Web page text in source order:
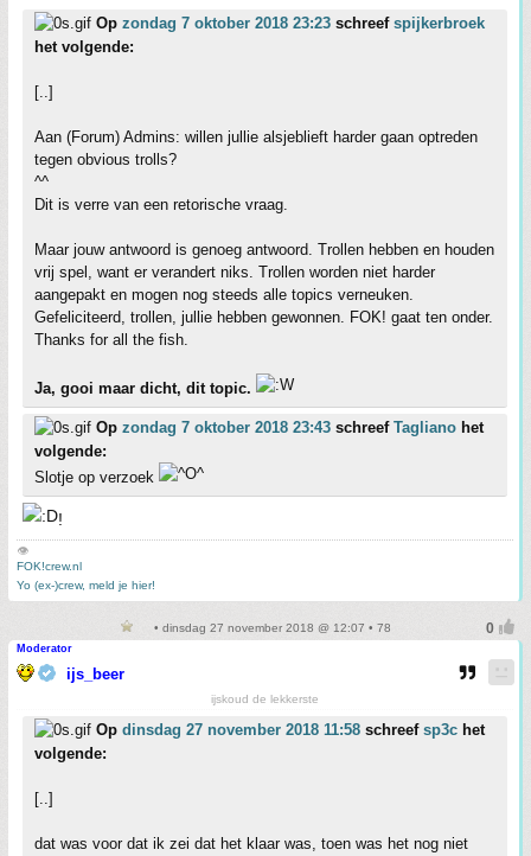
Op zondag 7 oktober 2018 23:23 schreef spijkerbroek
het volgende:
[..]
Aan (Forum) Admins: willen jullie alsjeblieft harder gaan optreden
tegen obvious trolls?
^^
Dit is verre van een retorische vraag.
Maar jouw antwoord is genoeg antwoord. Trollen hebben en houden
vrij spel, want er verandert niks. Trollen worden niet harder
aangepakt en mogen nog steeds alle topics verneuken.
Gefeliciteerd, trollen, jullie hebben gewonnen. FOK! gaat ten onder.
Thanks for all the fish.
Ja, gooi maar dicht, dit topic.
Op zondag 7 oktober 2018 23:43 schreef Tagliano het
volgende:
Slotje op verzoek
!
👁
FOK!crew.nl
Yo (ex-)crew, meld je hier!
• dinsdag 27 november 2018 @ 12:07 • 78
Moderator
ijs_beer
ijskoud de lekkerste
Op dinsdag 27 november 2018 11:58 schreef sp3c het
volgende:
[..]
dat was voor dat ik zei dat het klaar was, toen was het nog niet